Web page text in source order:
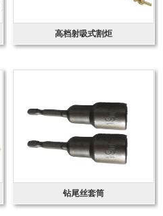
高档射吸式割炬
钻尾丝套筒